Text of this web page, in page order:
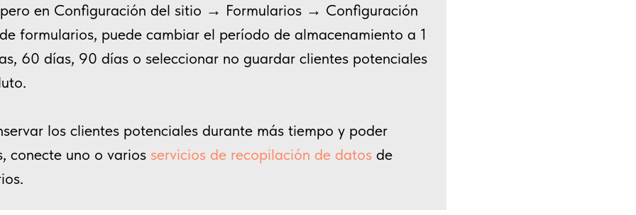
pero en Configuración del sitio → Formularios → Configuración
formularios, puede cambiar el período de almacenamiento a 1
60 días, 90 días o seleccionar no guardar clientes potenciales
los clientes potenciales durante más tiempo y poder
conecte uno o varios servicios de recopilación de datos de